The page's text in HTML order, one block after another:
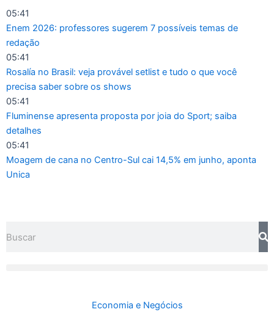
conteúdo
05:41
Enem 2026: professores sugerem 7 possíveis temas de
redação
05:41
Rosalía no Brasil: veja provável setlist e tudo o que você
precisa saber sobre os shows
05:41
Fluminense apresenta proposta por joia do Sport; saiba
detalhes
05:41
Moagem de cana no Centro-Sul cai 14,5% em junho, aponta
Unica
Economia e Negócios